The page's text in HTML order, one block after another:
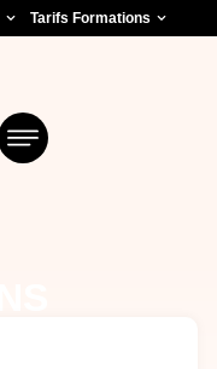
Tarifs Formations